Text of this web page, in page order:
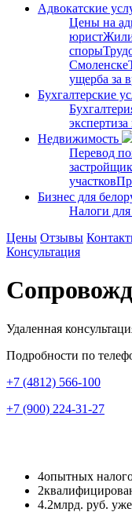
Адвокатские
Цены на
юрист
споры
Смоленске
ущерба за
Бухгалтерские
Недвижимость
Перевод
участков
Бизнес для
Налоги для
Цены Отзывы
Консультация
Удаленная
Подробности по
+7 (4812) 566-100
+7 (900) 224-31-27
4опытных
2
4.2млрд. руб.